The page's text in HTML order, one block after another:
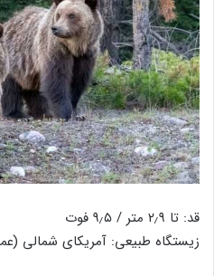
قد: تا ۲٫۹ متر / ۹٫۵ فوت
زیستگاه طبیعی: آمریکای شمالی